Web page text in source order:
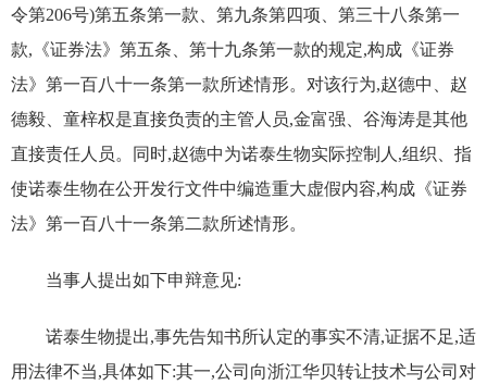
令第206号)第五条第一款、第九条第四项、第三十八条第一
款, 《证券法》第五条、第十九条第一款的规定,构成《证券
法》第一百八十一条第一款所述情形。对该行为,赵德中、赵
德毅、童梓权是直接负责的主管人员,金富强、谷海涛是其他
直接责任人员。同时,赵德中为诺泰生物实际控制人,组织、指
使诺泰生物在公开发行文件中编造重大虚假内容,构成《证券
法》第一百八十一条第二款所述情形。
当事人提出如下申辩意见:
诺泰生物提出,事先告知书所认定的事实不清,证据不足,适
用法律不当,具体如下:其一,公司向浙江华贝转让技术与公司对